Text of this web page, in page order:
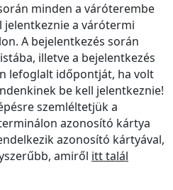
minden a váróterembe
jelentkeznie a várótermi
A bejelentkezés során
illetve a bejelentkezés
lefoglalt időpontját, ha volt
be kell jelentkeznie!
szemléltetjük a
azonosító kártya
azonosító kártyával,
amiről itt talál